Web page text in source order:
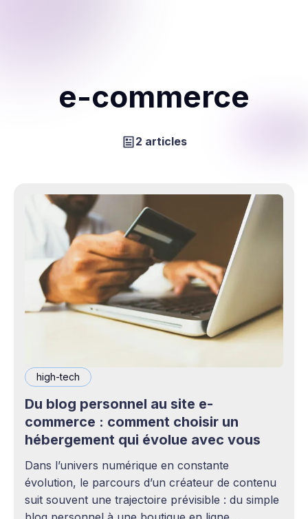
e-commerce
2 articles
high-tech
Du blog personnel au site e-
commerce : comment choisir un
hébergement qui évolue avec vous
Dans l’univers numérique en constante
évolution, le parcours d’un créateur de contenu
suit souvent une trajectoire prévisible : du simple